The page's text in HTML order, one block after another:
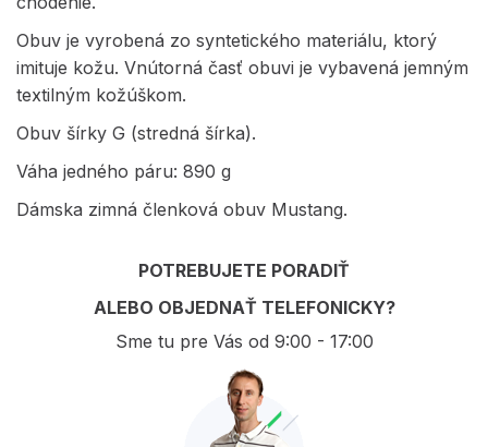
Obuv je vyrobená zo syntetického materiálu, ktorý
imituje kožu. Vnútorná časť obuvi je vybavená jemným
textilným kožúškom.
Obuv šírky G (stredná šírka).
Váha jedného páru: 890 g
Dámska zimná členková obuv Mustang.
POTREBUJETE PORADIŤ
ALEBO OBJEDNAŤ TELEFONICKY?
Sme tu pre Vás od 9:00 - 17:00